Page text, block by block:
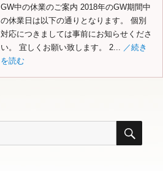
GW中の休業のご案内 2018年のGW期間中
の休業日は以下の通りとなります。 個別
対応につきましては事前にお知らせくださ
い。 宜しくお願い致します。 2...
／続き
を読む